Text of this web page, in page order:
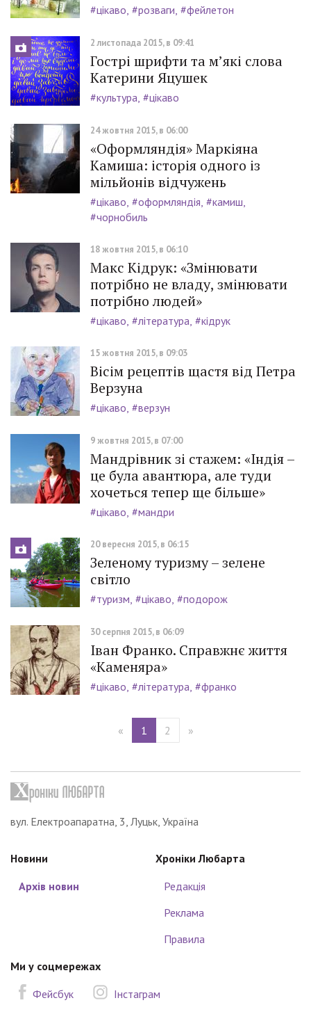
#цікаво #розваги #фейлетон
2 листопада 2015, в 09:41
Гострі шрифти та м’які слова
Катерини Яцушек
#культура #цікаво
24 жовтня 2015, в 06:00
«Оформляндія» Маркіяна
Камиша: історія одного із
мільйонів відчужень
#цікаво #оформляндія #камиш
#чорнобиль
18 жовтня 2015, в 06:10
Макс Кідрук: «Змінювати
потрібно не владу, змінювати
потрібно людей»
#цікаво #література #кідрук
15 жовтня 2015, в 09:03
Вісім рецептів щастя від Петра
Верзуна
#цікаво #верзун
9 жовтня 2015, в 07:00
Мандрівник зі стажем: «Індія –
це була авантюра, але туди
хочеться тепер ще більше»
#цікаво #мандри
20 вересня 2015, в 06:15
Зеленому туризму – зелене
світло
#туризм #цікаво #подорож
30 серпня 2015, в 06:09
Іван Франко. Справжнє життя
«Каменяра»
#цікаво #література #франко
« 1 2 »
вул. Електроапаратна, 3, Луцьк, Україна
Новини
Архів новин
Хроніки Любарта
Редакція
Реклама
Правила
Ми у соцмережах
Фейсбук
Інстаграм